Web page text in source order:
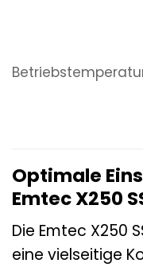
Optimale
Emtec X250
Die Emtec X250
eine vielseitige